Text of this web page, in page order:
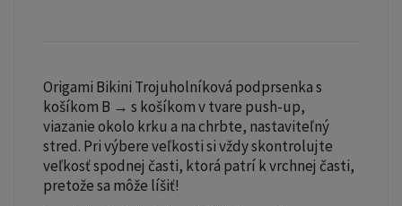
Origami Bikini Trojuholníková podprsenka s
košíkom B → s košíkom v tvare push-up,
viazanie okolo krku a na chrbte, nastaviteľný
stred. Pri výbere veľkosti si vždy skontrolujte
veľkosť spodnej časti, ktorá patrí k vrchnej časti,
pretože sa môže líšiť!